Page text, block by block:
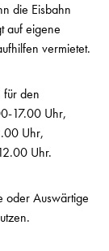
die Eisbahn
auf eigene
vermietet.
den
17.00 Uhr,
Uhr,
Uhr.
oder Auswärtige